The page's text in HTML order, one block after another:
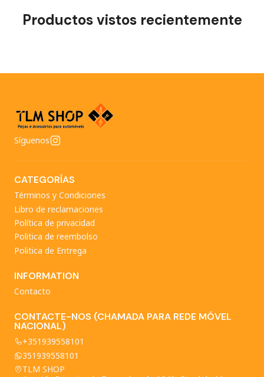
Productos vistos recientemente
Síguenos
CATEGORÍAS
Términos y Condiciones
Libro de reclamaciones
Política de privacidad
Politica de reembolso
Politica de Entrega
INFORMATION
Contacto
CONTACTE-NOS (CHAMADA PARA REDE MÓVEL
NACIONAL)
+351939558101
351939558101
TLM SHOP